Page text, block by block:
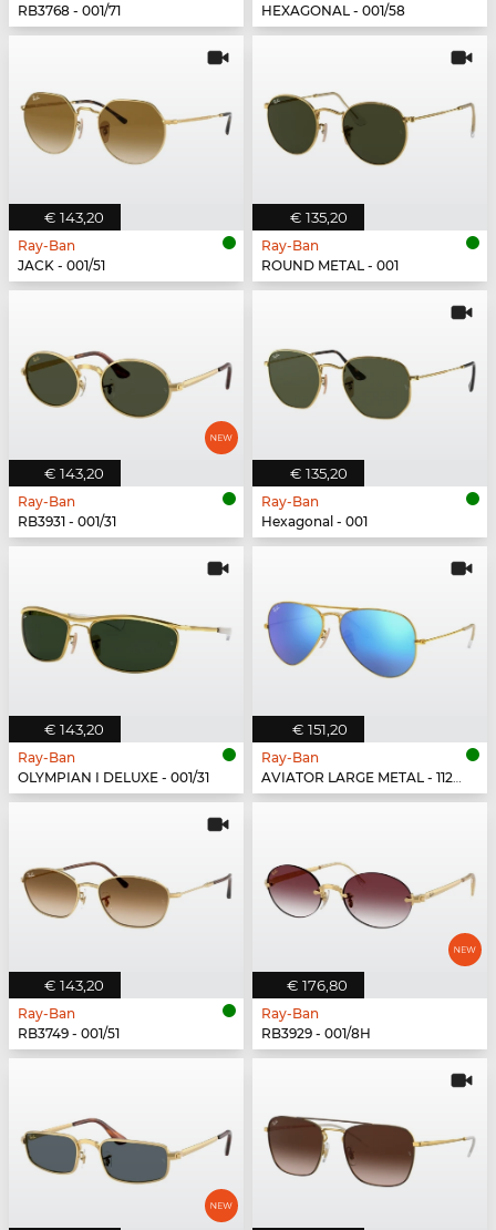
RB3768 - 001/71
HEXAGONAL - 001/58
€ 143,20
Ray-Ban
JACK - 001/51
€ 135,20
Ray-Ban
ROUND METAL - 001
€ 143,20
Ray-Ban
RB3931 - 001/31
€ 135,20
Ray-Ban
Hexagonal - 001
€ 143,20
Ray-Ban
OLYMPIAN I DELUXE - 001/31
€ 151,20
Ray-Ban
AVIATOR LARGE METAL - 112/17
€ 143,20
Ray-Ban
RB3749 - 001/51
€ 176,80
Ray-Ban
RB3929 - 001/8H